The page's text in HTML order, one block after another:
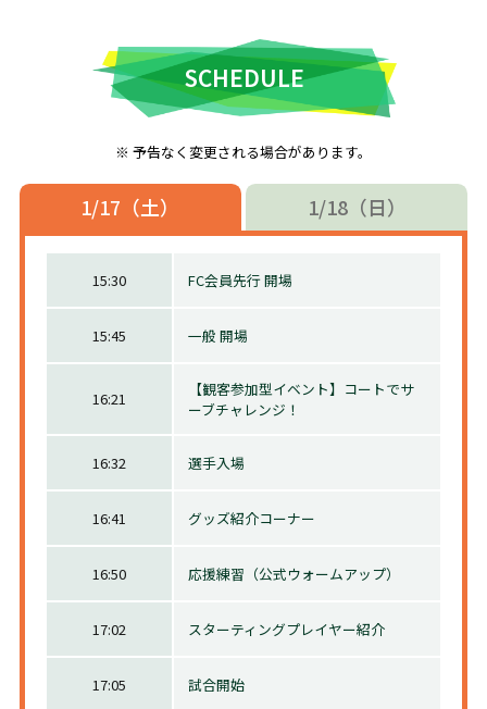
エキサイティングパフォーマーチーム
マーヴェラスによるパフォーマンス
SCHEDULE
予告なく変更される場合があります。
1/17（土） 1/18（日）
15:30 FC会員先行 開場
15:45 一般 開場
16:21
【観客参加型イベント】コートでサ
ーブチャレンジ！
16:32 選手入場
16:41 グッズ紹介コーナー
16:50 応援練習（公式ウォームアップ）
17:02 スターティングプレイヤー紹介
17:05 試合開始